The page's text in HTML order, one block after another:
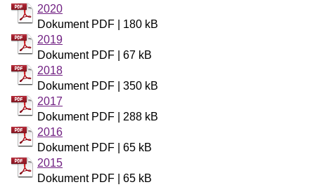
2020
Dokument PDF | 180 kB
2019
Dokument PDF | 67 kB
2018
Dokument PDF | 350 kB
2017
Dokument PDF | 288 kB
2016
Dokument PDF | 65 kB
2015
Dokument PDF | 65 kB